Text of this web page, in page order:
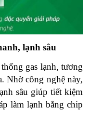
lạnh sâu
gas lạnh, tương
Nhờ công nghệ này,
sâu giúp tiết kiệm
làm lạnh bằng chip